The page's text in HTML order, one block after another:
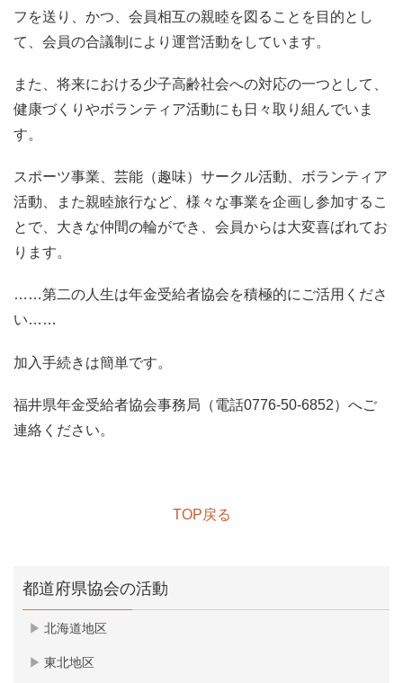
フを送り、かつ、会員相互の親睦を図ることを目的とし
て、会員の合議制により運営活動をしています。
また、将来における少子高齢社会への対応の一つとして、
健康づくりやボランティア活動にも日々取り組んでいま
す。
スポーツ事業、芸能（趣味）サークル活動、ボランティア
活動、また親睦旅行など、様々な事業を企画し参加するこ
とで、大きな仲間の輪ができ、会員からは大変喜ばれてお
ります。
……第二の人生は年金受給者協会を積極的にご活用くださ
い……
加入手続きは簡単です。
福井県年金受給者協会事務局（電話0776-50-6852）へご
連絡ください。
TOP戻る
都道府県協会の活動
北海道地区
東北地区